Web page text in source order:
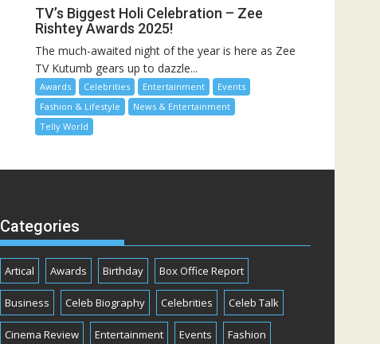
TV’s Biggest Holi Celebration – Zee
Rishtey Awards 2025!
The much-awaited night of the year is here as Zee
TV Kutumb gears up to dazzle...
Awards Celebrities Entertainment
Events
Fashion & Lifestyle
News & Entertainment
Telly World
Categories
Artical Awards Birthday Box Office Report
Business Celeb Biography Celebrities Celeb Talk
Cinema Review Entertainment Events Fashion